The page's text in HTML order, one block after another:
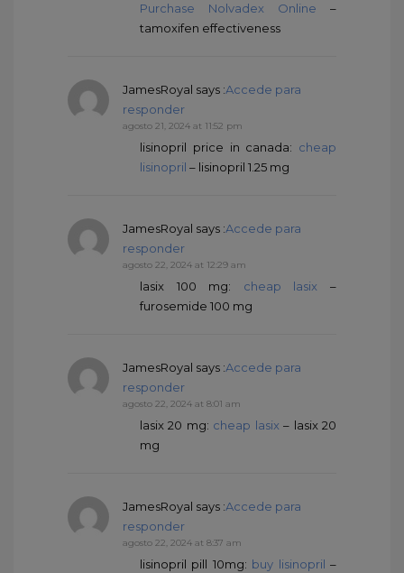
Purchase Nolvadex Online –
tamoxifen effectiveness
JamesRoyal says :Accede para
responder
agosto 21, 2024 at 11:52 pm
lisinopril price in canada: cheap
lisinopril – lisinopril 1.25 mg
JamesRoyal says :Accede para
responder
agosto 22, 2024 at 12:29 am
lasix 100 mg: cheap lasix –
furosemide 100 mg
JamesRoyal says :Accede para
responder
agosto 22, 2024 at 8:01 am
lasix 20 mg: cheap lasix– lasix 20
mg
JamesRoyal says :Accede para
responder
agosto 22, 2024 at 8:37 am
lisinopril pill 10mg: buy lisinopril –